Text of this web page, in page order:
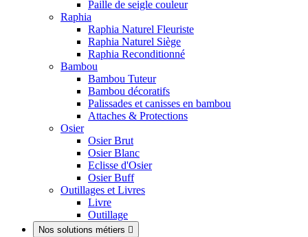
Paille de seigle couleur
Raphia
Raphia Naturel Fleuriste
Raphia Naturel Siège
Raphia Reconditionné
Bambou
Bambou Tuteur
Bambou décoratifs
Palissades et canisses en bambou
Attaches & Protections
Osier
Osier Brut
Osier Blanc
Eclisse d'Osier
Osier Buff
Outillages et Livres
Livre
Outillage
Nos solutions métiers 